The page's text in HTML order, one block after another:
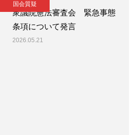
国会質疑
衆議院憲法審査会 緊急事態
条項について発言
2026.05.21